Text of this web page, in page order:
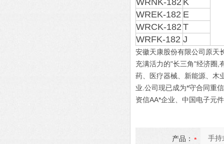
WRNK-182 K
WREK-182 E
WRCK-182 T
WRFK-182 J
安徽天康股份有限公司原天
充满活力的"长三角"经济圈,
药、医疗器械、新能源、木
业.公司现已成为*守合同重
资信AA*企业、中国电子元
产品：